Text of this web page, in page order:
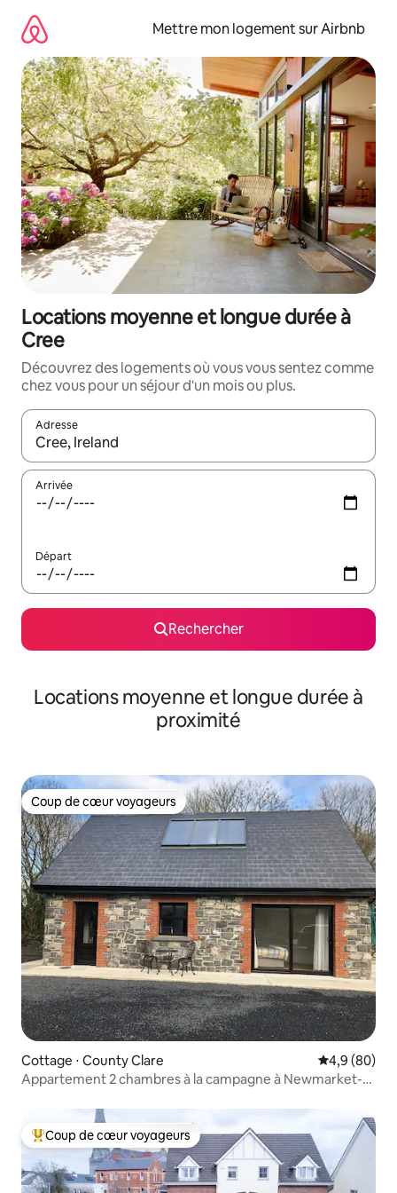
directement
contenu
Mettre mon logement sur Airbnb
Locations moyenne et longue durée à
Cree
Découvrez des logements où vous vous sentez comme
chez vous pour un séjour d'un mois ou plus.
Adresse
Lorsque les résultats s'affichent, utilisez les flèches vers le
Arrivée
Départ
Rechercher
Locations moyenne et longue durée à
proximité
Coup de cœur voyageurs
Coup de cœur voyageurs
Cottage ⋅ County Clare Évaluation
4,9 (80)
Appartement 2 chambres à la campagne à Newmarket-
Coups de cœur voyageurs les plus appréciés
Coup de cœur voyageurs